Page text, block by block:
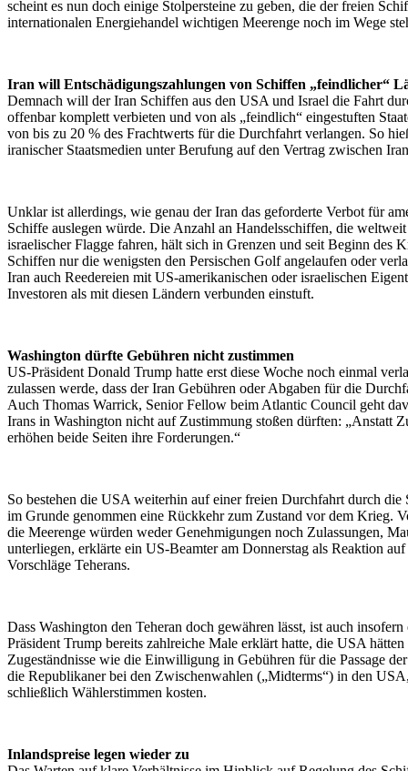
scheint es nun doch einige Stolpersteine zu geben, die der freien
internationalen Energiehandel wichtigen Meerenge noch im Wege
Iran will Entschädigungszahlungen von Schiffen „feindlicher“
Demnach will der Iran Schiffen aus den USA und Israel die Fahrt
offenbar komplett verbieten und von als „feindlich“ eingestuften
von bis zu 20 % des Frachtwerts für die Durchfahrt verlangen. So
iranischer Staatsmedien unter Berufung auf den Vertrag zwischen
Unklar ist allerdings, wie genau der Iran das geforderte Verbot für
Schiffe auslegen würde. Die Anzahl an Handelsschiffen, die
israelischer Flagge fahren, hält sich in Grenzen und seit Beginn des
Schiffen nur die wenigsten den Persischen Golf angelaufen oder
Iran auch Reedereien mit US-amerikanischen oder israelischen
Investoren als mit diesen Ländern verbunden einstuft.
Washington dürfte Gebühren nicht zustimmen
US-Präsident Donald Trump hatte erst diese Woche noch einmal
zulassen werde, dass der Iran Gebühren oder Abgaben für die
Auch Thomas Warrick, Senior Fellow beim Atlantic Council geht
Irans in Washington nicht auf Zustimmung stoßen dürften: „Anstatt
erhöhen beide Seiten ihre Forderungen.“
So bestehen die USA weiterhin auf einer freien Durchfahrt durch
im Grunde genommen eine Rückkehr zum Zustand vor dem Krieg.
die Meerenge würden weder Genehmigungen noch Zulassungen,
unterliegen, erklärte ein US-Beamter am Donnerstag als Reaktion
Vorschläge Teherans.
Dass Washington den Teheran doch gewähren lässt, ist auch
Präsident Trump bereits zahlreiche Male erklärt hatte, die USA
Zugeständnisse wie die Einwilligung in Gebühren für die Passage
die Republikaner bei den Zwischenwahlen („Midterms“) in den
schließlich Wählerstimmen kosten.
Inlandspreise legen wieder zu